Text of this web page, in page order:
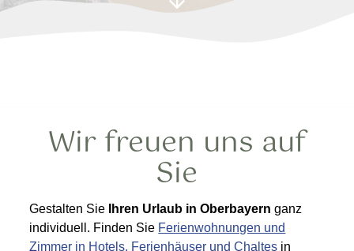
Wir freuen uns auf
Sie
Gestalten Sie Ihren Urlaub in Oberbayernganz
individuell. Finden Sie Ferienwohnungen und
Zimmer in Hotels, Ferienhäuser und Chaltes in